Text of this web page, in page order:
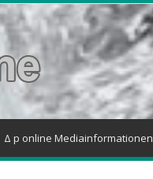
Δ p online Mediainformationen